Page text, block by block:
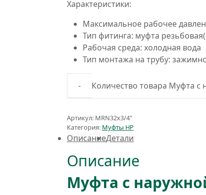
Характеристики:
Максимальное рабочее
Тип фитинга: муфта
Рабочая среда: холодная вода
Тип монтажа на трубу:
Количество товара Муфта
Артикул: MRN32x3/4"
Категория: Муфты НР
ОписаниеДетали
Описание
Муфта с